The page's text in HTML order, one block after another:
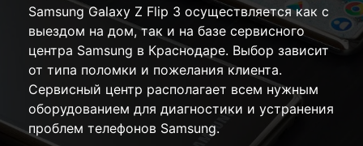
Samsung Galaxy Z Flip 3 осуществляется как с
выездом на дом, так и на базе сервисного
центра Samsung в Краснодаре. Выбор зависит
от типа поломки и пожелания клиента.
Сервисный центр располагает всем нужным
оборудованием для диагностики и устранения
проблем телефонов Samsung.